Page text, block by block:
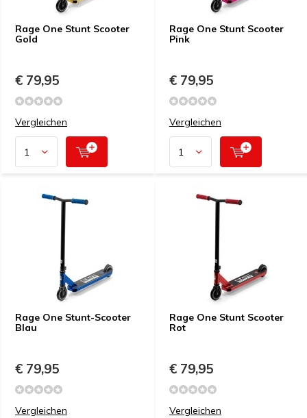
Rage One Stunt Scooter
Gold
€ 79,95
Vergleichen
Rage One Stunt Scooter
Pink
€ 79,95
Vergleichen
Rage One Stunt-Scooter
Blau
€ 79,95
Vergleichen
Rage One Stunt Scooter
Rot
€ 79,95
Vergleichen